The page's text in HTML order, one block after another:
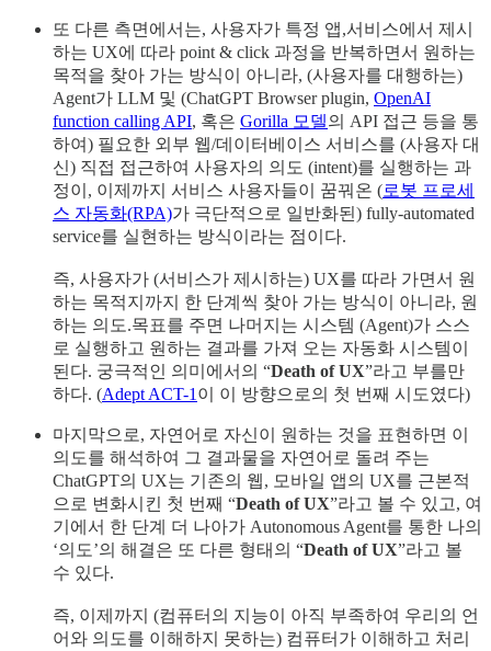
또 다른 측면에서는, 사용자가 특정 앱,서비스에서 제시
하는 UX에 따라 point & click 과정을 반복하면서 원하는
목적을 찾아 가는 방식이 아니라, (사용자를 대행하는)
Agent가 LLM 및 (ChatGPT Browser plugin, OpenAI
function calling API, 혹은 Gorilla 모델의 API 접근 등을 통
하여) 필요한 외부 웹/데이터베이스 서비스를 (사용자 대
신) 직접 접근하여 사용자의 의도 (intent)를 실행하는 과
정이, 이제까지 서비스 사용자들이 꿈꿔온 (로봇 프로세
스 자동화(RPA)가 극단적으로 일반화된) fully-automated
service를 실현하는 방식이라는 점이다.
즉, 사용자가 (서비스가 제시하는) UX를 따라 가면서 원
하는 목적지까지 한 단계씩 찾아 가는 방식이 아니라, 원
하는 의도.목표를 주면 나머지는 시스템 (Agent)가 스스
로 실행하고 원하는 결과를 가져 오는 자동화 시스템이
된다. 궁극적인 의미에서의 “Death of UX”라고 부를만
하다. (Adept ACT-1 이 이 방향으로의 첫 번째 시도였다)
마지막으로, 자연어로 자신이 원하는 것을 표현하면 이
의도를 해석하여 그 결과물을 자연어로 돌려 주는
ChatGPT의 UX는 기존의 웹, 모바일 앱의 UX를 근본적
으로 변화시킨 첫 번째 “Death of UX”라고 볼 수 있고, 여
기에서 한 단계 더 나아가 Autonomous Agent를 통한 나의
‘의도’의 해결은 또 다른 형태의 “Death of UX”라고 볼
수 있다.
즉, 이제까지 (컴퓨터의 지능이 아직 부족하여 우리의 언
어와 의도를 이해하지 못하는) 컴퓨터가 이해하고 처리